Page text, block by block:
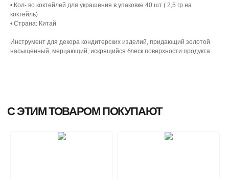
• Кол- во коктейлей для украшения в упаковке 40 шт ( 2,5 гр на
коктейль)
• Страна: Китай
Инструмент для декора кондитерских изделий, придающий золотой
насыщенный, мерцающий, искрящийся блеск поверхности продукта.